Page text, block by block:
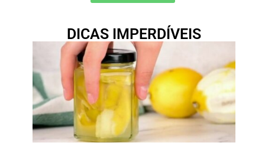
DICAS IMPERDÍVEIS